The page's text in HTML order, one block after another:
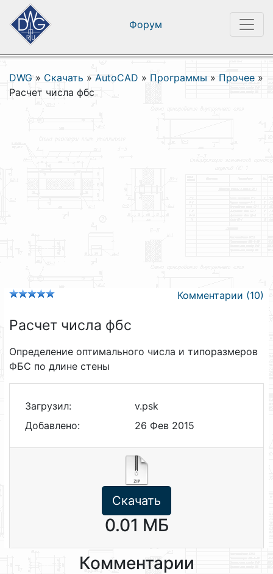
Форум
DWG » Скачать » AutoCAD » Программы » Прочее »
Расчет числа фбс
Комментарии (10)
Расчет числа фбс
Определение оптимального числа и типоразмеров
ФБС по длине стены
Загрузил:
v.psk
Добавлено:
26 Фев 2015
Скачать
0.01 МБ
Комментарии